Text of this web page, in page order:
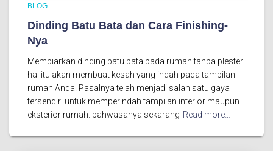
BLOG
Dinding Batu Bata dan Cara Finishing-
Nya
Membiarkan dinding batu bata pada rumah tanpa plester
hal itu akan membuat kesah yang indah pada tampilan
rumah Anda. Pasalnya telah menjadi salah satu gaya
tersendiri untuk memperindah tampilan interior maupun
eksterior rumah. bahwasanya sekarang Read more…